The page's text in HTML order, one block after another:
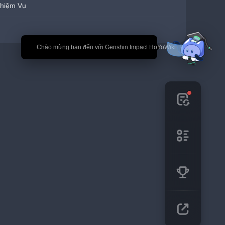
🎉 Chào mừng bạn đến với Genshin Impact HoYoWiki
Vụ